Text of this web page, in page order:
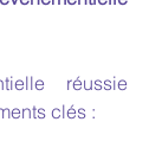
réussie
clés :